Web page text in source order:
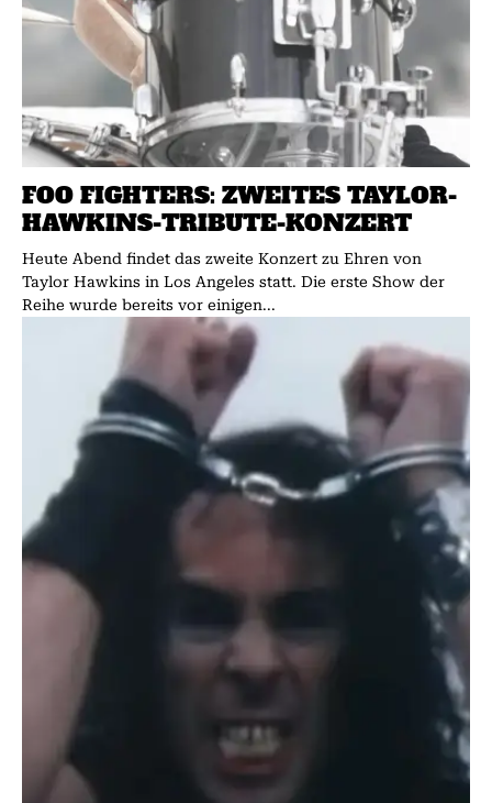
FOO FIGHTERS: ZWEITES TAYLOR-
HAWKINS-TRIBUTE-KONZERT
Heute Abend findet das zweite Konzert zu Ehren von
Taylor Hawkins in Los Angeles statt. Die erste Show der
Reihe wurde bereits vor einigen...